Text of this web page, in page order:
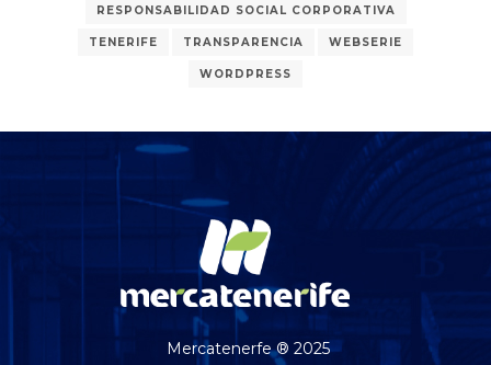
RESPONSABILIDAD SOCIAL CORPORATIVA
TENERIFE TRANSPARENCIA WEBSERIE
WORDPRESS
Mercatenerfe ® 2025